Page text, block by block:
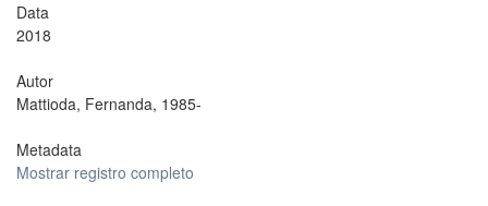
Data
2018
Autor
Mattioda, Fernanda, 1985-
Metadata
Mostrar registro completo